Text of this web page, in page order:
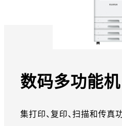
数码多功能机
集打印、复印、扫描和传真